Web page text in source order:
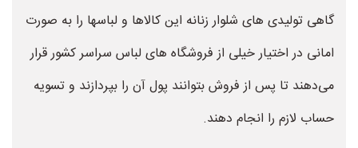
گاهی تولیدی های شلوار زنانه این کالاها و لباسها را به صورت
امانی در اختیار خیلی از فروشگاه های لباس سراسر کشور قرار
می‌دهند تا پس از فروش بتوانند پول آن را بپردازند و تسویه
حساب لازم را انجام دهند.